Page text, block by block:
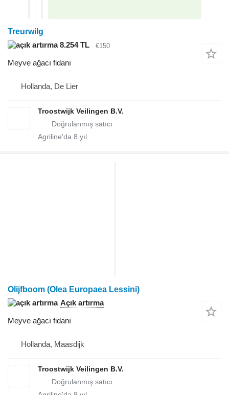
Treurwilg
8.254 TL
€150
Meyve ağacı fidanı
Hollanda, De Lier
Troostwijk Veilingen B.V.
Agriline'da 8 yıl
Olijfboom (Olea Europaea Lessini)
Açık artırma
Meyve ağacı fidanı
Hollanda, Maasdijk
Troostwijk Veilingen B.V.